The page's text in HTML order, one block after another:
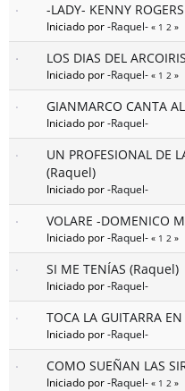
-LADY- KENNY
Iniciado por-Raquel- « 1 2 »
LOS DIAS DEL
Iniciado por-Raquel- « 1 2 »
GIANMARCO CANTA
Iniciado por-Raquel-
UN PROFESIONAL DE
(Raquel)
Iniciado por-Raquel-
VOLARE -DOMENICO
Iniciado por-Raquel- « 1 2 »
SI ME TENÍAS (Raquel)
Iniciado por-Raquel-
TOCA LA GUITARRA
Iniciado por-Raquel-
COMO SUEÑAN LAS
Iniciado por-Raquel- « 1 2 »